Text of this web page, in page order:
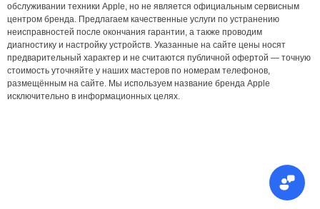
обслуживании техники Apple, но не является официальным сервисным
центром бренда. Предлагаем качественные услуги по устранению
неисправностей после окончания гарантии, а также проводим
диагностику и настройку устройств. Указанные на сайте цены носят
предварительный характер и не считаются публичной офертой — точную
стоимость уточняйте у наших мастеров по номерам телефонов,
размещённым на сайте. Мы используем название бренда Apple
исключительно в информационных целях.